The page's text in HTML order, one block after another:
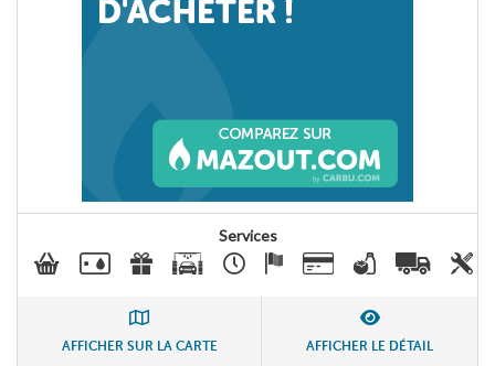
Services
AFFICHER SUR LA CARTE AFFICHER LE DÉTAIL